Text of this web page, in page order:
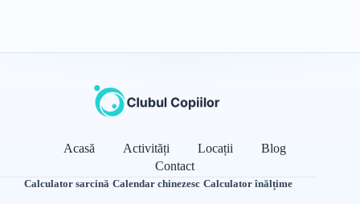
Acasă Activități Locații
Blog
Contact
Calculator sarcină·Calendar chinezesc·Calculator înălțime